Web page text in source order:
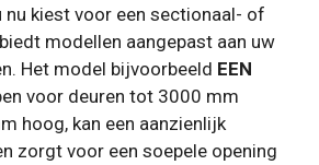
kiest voor een sectionaal- of
modellen aangepast aan uw
Het model bijvoorbeeld EEN
voor deuren tot 3000 mm
hoog, kan een aanzienlijk
zorgt voor een soepele opening